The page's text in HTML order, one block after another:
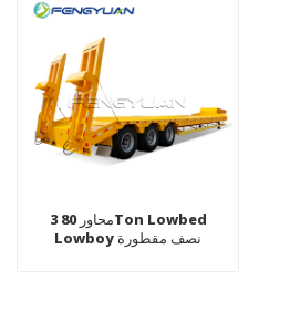
3 محاور 80Ton Lowbed
Lowboy نصف مقطورة